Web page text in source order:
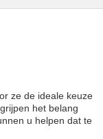
ze de ideale keuze
het belang
u helpen dat te